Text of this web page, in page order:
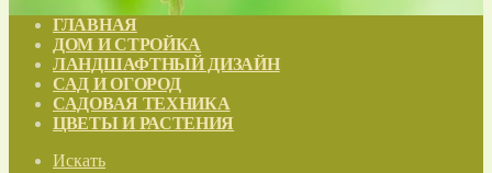
ГЛАВНАЯ
ДОМ И СТРОЙКА
ЛАНДШАФТНЫЙ ДИЗАЙН
САД И ОГОРОД
САДОВАЯ ТЕХНИКА
ЦВЕТЫ И РАСТЕНИЯ
Искать